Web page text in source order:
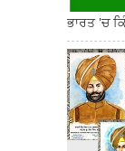
ਭਾਰਤ 'ਚ